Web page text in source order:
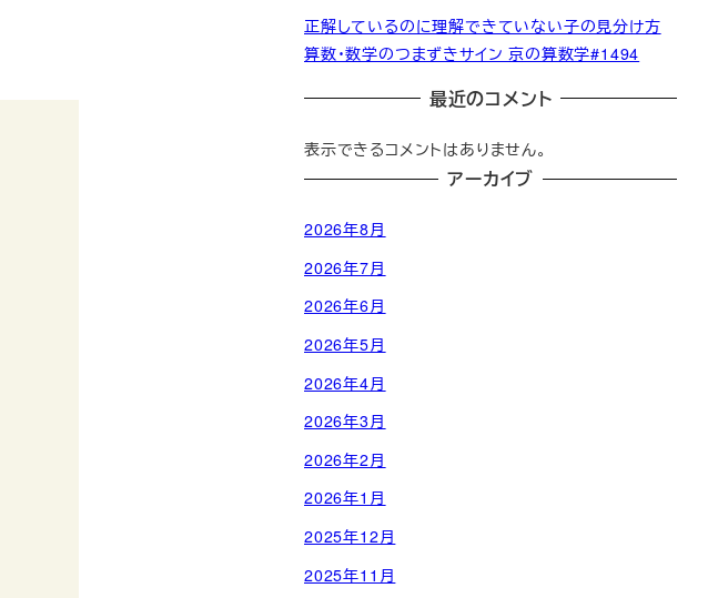
正解しているのに理解できていない子の見分け方
算数・数学のつまずきサイン 京の算数学#1494
最近のコメント
表示できるコメントはありません。
アーカイブ
2026年8月
2026年7月
2026年6月
2026年5月
2026年4月
2026年3月
2026年2月
2026年1月
2025年12月
2025年11月